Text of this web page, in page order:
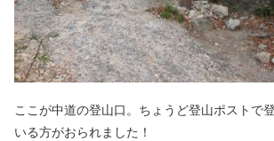
ここが中道の登山口。ちょうど登山ポストで
いる方がおられました！